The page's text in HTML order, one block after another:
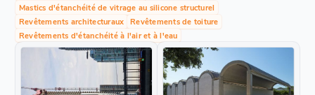
Mastics d'étanchéité de vitrage au silicone structurel
Revêtements architecturaux
Revêtements de toiture
Revêtements d'étanchéité à l'air et à l'eau